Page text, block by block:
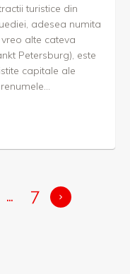
turistice din
adesea numita
vreo alte cateva
Petersburg), este
capitale ale
… 7